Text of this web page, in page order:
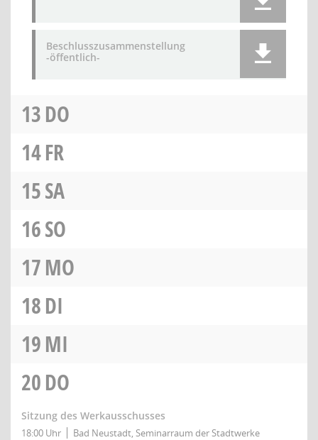
Beschlusszusammenstellung
-öffentlich-
13DO
14FR
15SA
16SO
17MO
18DI
19MI
20DO
Sitzung des Werkausschusses
18:00 Uhr Bad Neustadt, Seminarraum der Stadtwerke